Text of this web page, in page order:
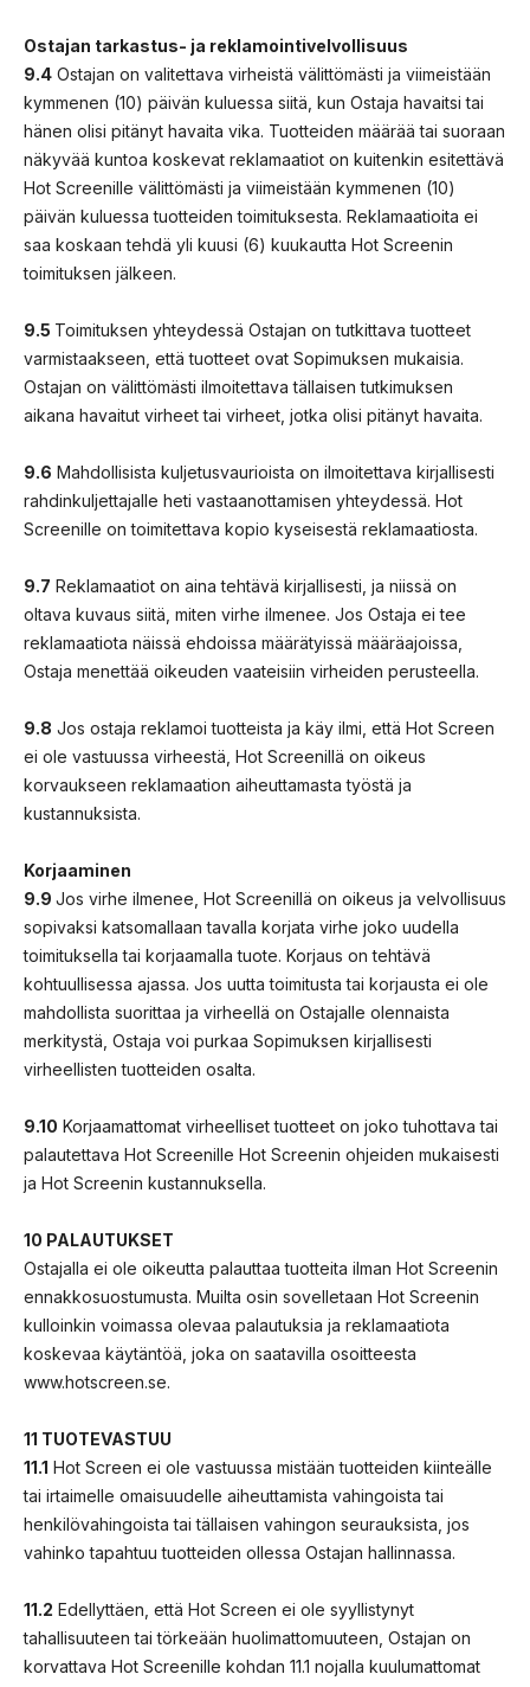
Ostajan tarkastus- ja reklamointivelvollisuus
9.4 Ostajan on valitettava virheistä välittömästi ja viimeistään
kymmenen (10) päivän kuluessa siitä, kun Ostaja havaitsi tai
hänen olisi pitänyt havaita vika. Tuotteiden määrää tai suoraan
näkyvää kuntoa koskevat reklamaatiot on kuitenkin esitettävä
Hot Screenille välittömästi ja viimeistään kymmenen (10)
päivän kuluessa tuotteiden toimituksesta. Reklamaatioita ei
saa koskaan tehdä yli kuusi (6) kuukautta Hot Screenin
toimituksen jälkeen.
9.5 Toimituksen yhteydessä Ostajan on tutkittava tuotteet
varmistaakseen, että tuotteet ovat Sopimuksen mukaisia.
Ostajan on välittömästi ilmoitettava tällaisen tutkimuksen
aikana havaitut virheet tai virheet, jotka olisi pitänyt havaita.
9.6 Mahdollisista kuljetusvaurioista on ilmoitettava kirjallisesti
rahdinkuljettajalle heti vastaanottamisen yhteydessä. Hot
Screenille on toimitettava kopio kyseisestä reklamaatiosta.
9.7 Reklamaatiot on aina tehtävä kirjallisesti, ja niissä on
oltava kuvaus siitä, miten virhe ilmenee. Jos Ostaja ei tee
reklamaatiota näissä ehdoissa määrätyissä määräajoissa,
Ostaja menettää oikeuden vaateisiin virheiden perusteella.
9.8 Jos ostaja reklamoi tuotteista ja käy ilmi, että Hot Screen
ei ole vastuussa virheestä, Hot Screenillä on oikeus
korvaukseen reklamaation aiheuttamasta työstä ja
kustannuksista.
Korjaaminen
9.9 Jos virhe ilmenee, Hot Screenillä on oikeus ja velvollisuus
sopivaksi katsomallaan tavalla korjata virhe joko uudella
toimituksella tai korjaamalla tuote. Korjaus on tehtävä
kohtuullisessa ajassa. Jos uutta toimitusta tai korjausta ei ole
mahdollista suorittaa ja virheellä on Ostajalle olennaista
merkitystä, Ostaja voi purkaa Sopimuksen kirjallisesti
virheellisten tuotteiden osalta.
9.10 Korjaamattomat virheelliset tuotteet on joko tuhottava tai
palautettava Hot Screenille Hot Screenin ohjeiden mukaisesti
ja Hot Screenin kustannuksella.
10 PALAUTUKSET
Ostajalla ei ole oikeutta palauttaa tuotteita ilman Hot Screenin
ennakkosuostumusta. Muilta osin sovelletaan Hot Screenin
kulloinkin voimassa olevaa palautuksia ja reklamaatiota
koskevaa käytäntöä, joka on saatavilla osoitteesta
www.hotscreen.se.
11 TUOTEVASTUU
11.1 Hot Screen ei ole vastuussa mistään tuotteiden kiinteälle
tai irtaimelle omaisuudelle aiheuttamista vahingoista tai
henkilövahingoista tai tällaisen vahingon seurauksista, jos
vahinko tapahtuu tuotteiden ollessa Ostajan hallinnassa.
11.2 Edellyttäen, että Hot Screen ei ole syyllistynyt
tahallisuuteen tai törkeään huolimattomuuteen, Ostajan on
korvattava Hot Screenille kohdan 11.1 nojalla kuulumattomat